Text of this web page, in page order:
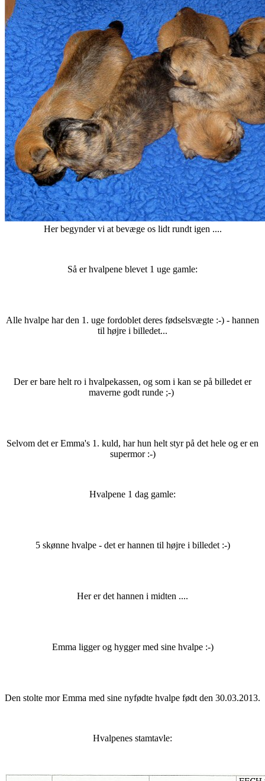
Her begynder vi at bevæge os lidt rundt igen ....
Så er hvalpene blevet 1 uge gamle:
Alle hvalpe har den 1. uge fordoblet deres fødselsvægte :-) - hannen
til højre i billedet...
Der er bare helt ro i hvalpekassen, og som i kan se på billedet er
maverne godt runde ;-)
Selvom det er Emma's 1. kuld, har hun helt styr på det hele og er en
supermor :-)
Hvalpene 1 dag gamle:
5 skønne hvalpe - det er hannen til højre i billedet :-)
Her er det hannen i midten ....
Emma ligger og hygger med sine hvalpe :-)
Den stolte mor Emma med sine nyfødte hvalpe født den 30.03.2013.
Hvalpenes stamtavle: